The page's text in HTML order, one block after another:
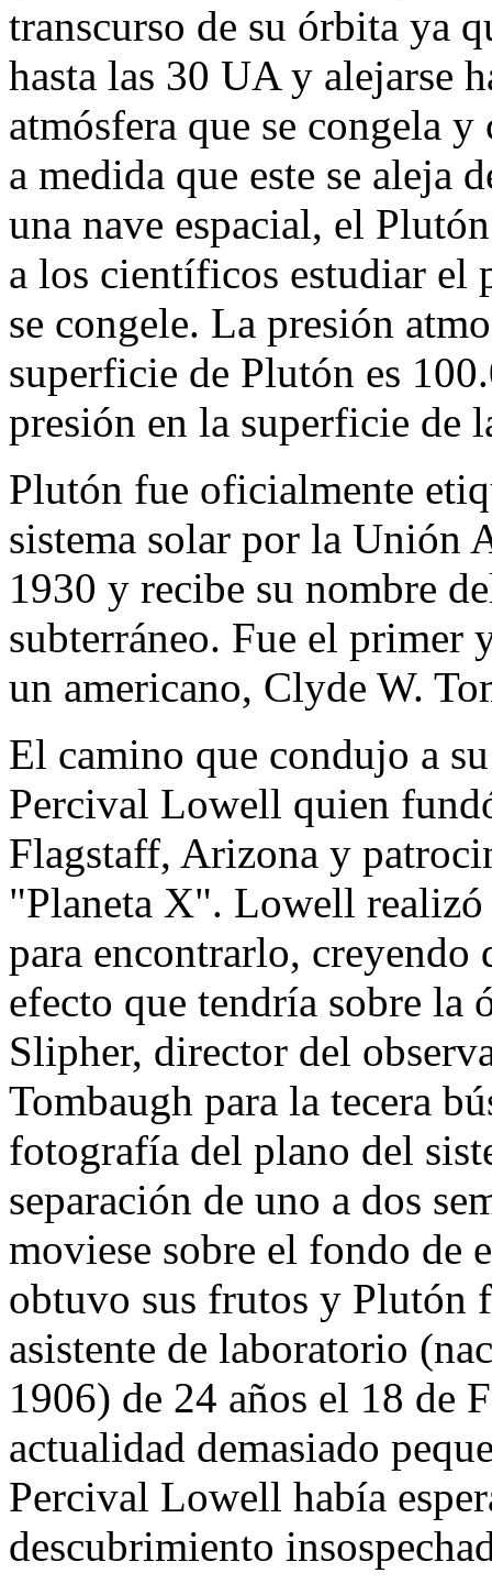
transcurso de su órbita ya
hasta las 30 UA y alejarse
atmósfera que se congela
a medida que este se aleja
una nave espacial, el
a los científicos estudiar el
se congele. La presión
superficie de Plutón es
presión en la superficie de
Plutón fue oficialmente
sistema solar por la Unión
1930 y recibe su nombre
subterráneo. Fue el primer
un americano, Clyde W.
El camino que condujo a
Percival Lowell quien
Flagstaff, Arizona y
"Planeta X". Lowell
para encontrarlo, creyendo
efecto que tendría sobre la
Slipher, director del
Tombaugh para la tecera
fotografía del plano del
separación de uno a dos
moviese sobre el fondo de
obtuvo sus frutos y Plutón
asistente de laboratorio
1906) de 24 años el 18 de
actualidad demasiado
Percival Lowell había
descubrimiento